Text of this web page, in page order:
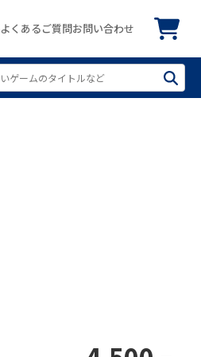
よくあるご質問お問い合わせ